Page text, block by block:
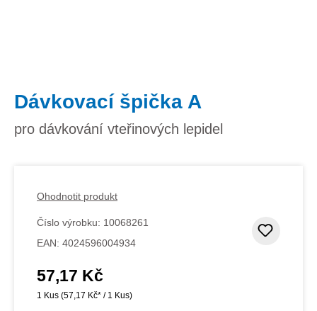
Dávkovací špička A
pro dávkování vteřinových lepidel
Ohodnotit produkt
Číslo výrobku: 10068261
EAN: 4024596004934
Běžná cena:
57,17 Kč
1 Kus (57,17 Kč* / 1 Kus)